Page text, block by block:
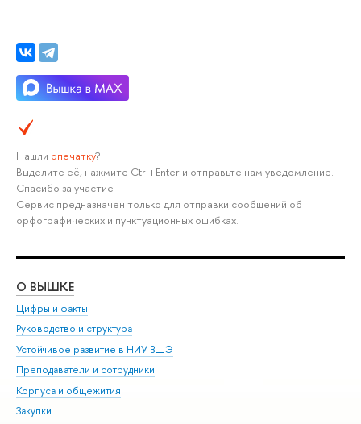
Нашли опечатку?
Выделите её, нажмите Ctrl+Enter и отправьте нам уведомление.
Спасибо за участие!
Сервис предназначен только для отправки сообщений об
орфографических и пунктуационных ошибках.
О ВЫШКЕ
Цифры и факты
Руководство и структура
Устойчивое развитие в НИУ ВШЭ
Преподаватели и сотрудники
Корпуса и общежития
Закупки